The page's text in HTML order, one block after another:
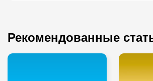
Рекомендованные